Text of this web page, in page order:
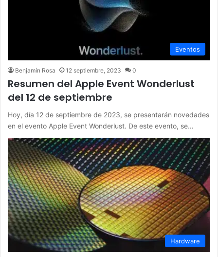
Eventos
Benjamín Rosa 12 septiembre, 2023 0
Resumen del Apple Event Wonderlust
del 12 de septiembre
Hoy, día 12 de septiembre de 2023, se presentarán novedades
en el evento Apple Event Wonderlust. De este evento, se…
Hardware